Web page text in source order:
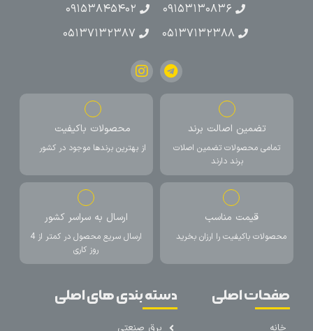
۰۹۱۵۳۱۳۰۸۳۶
۰۹۱۵۳۸۴۵۴۰۲
۰۵۱۳۷۱۳۲۳۸۸
۰۵۱۳۷۱۳۲۳۸۷
تضمین اصالت برند
تمامی محصولات تضمین اصلات
برند دارند
محصولات باکیفیت
از بهترین برندها موجود در کشور
قیمت مناسب
محصولات باکیفیت را ارزان بخرید
ارسال به سراسر کشور
ارسال سریع محصول در کمتر از 4
روز کاری
صفحات اصلی
خانه
دسته بندی های اصلی
برق صنعتی